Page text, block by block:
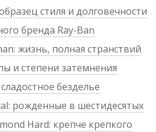
стиля и долговечности
бренда Ray-Ban
жизнь, полная странствий
и степени затемнения
безделье
рожденные в шестидесятых
Hard: крепче крепкого